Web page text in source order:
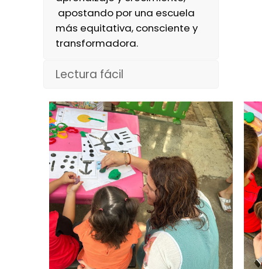
apostando por una escuela
más equitativa, consciente y
transformadora.
Lectura fácil